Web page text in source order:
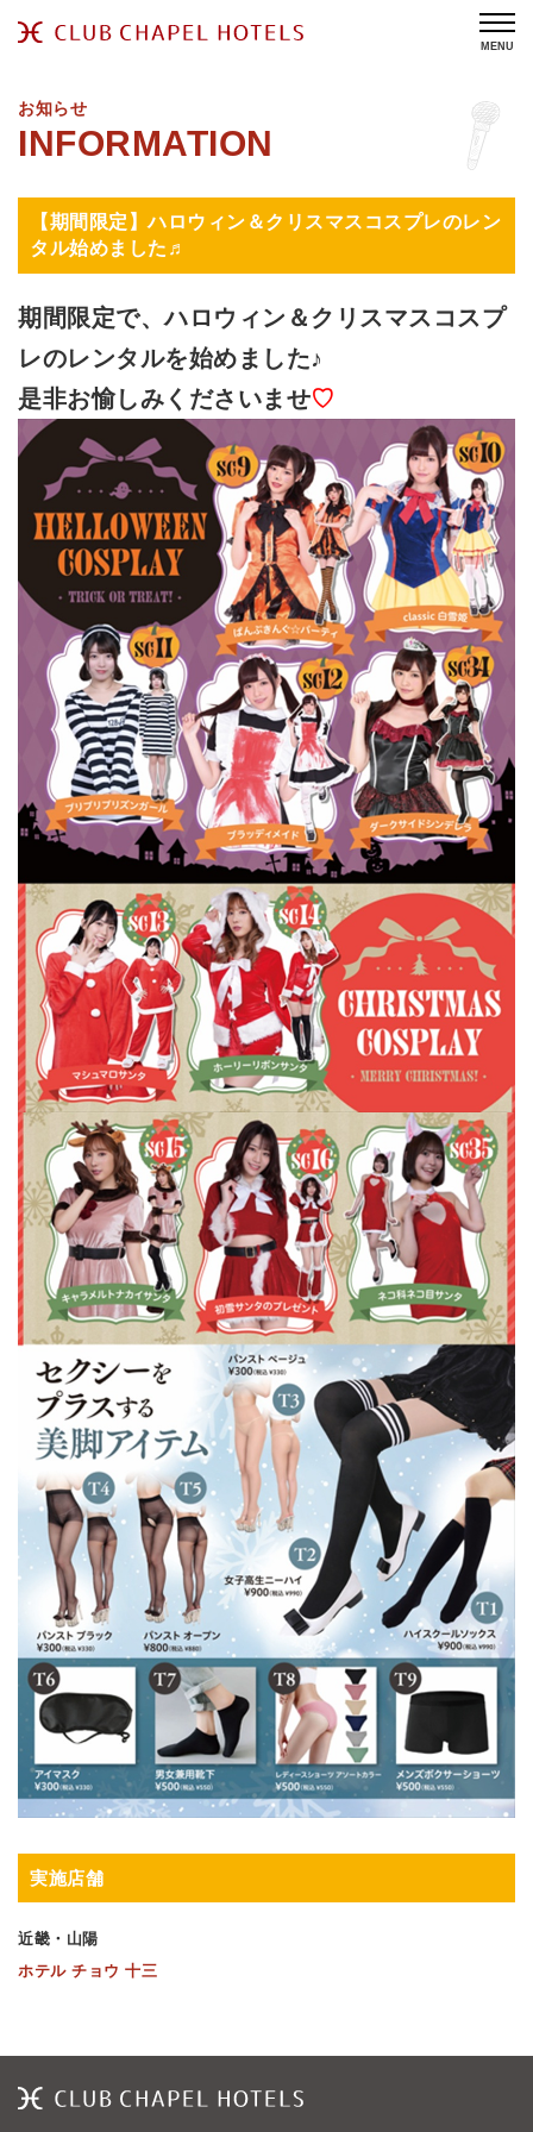
MENU
お知らせ
【期間限定】ハロウィン＆クリスマスコスプレのレン
タル始めました♬
期間限定で、ハロウィン＆クリスマスコスプ
レのレンタルを始めました♪
是非お愉しみくださいませ♡
実施店舗
近畿・山陽
ホテル チョウ 十三